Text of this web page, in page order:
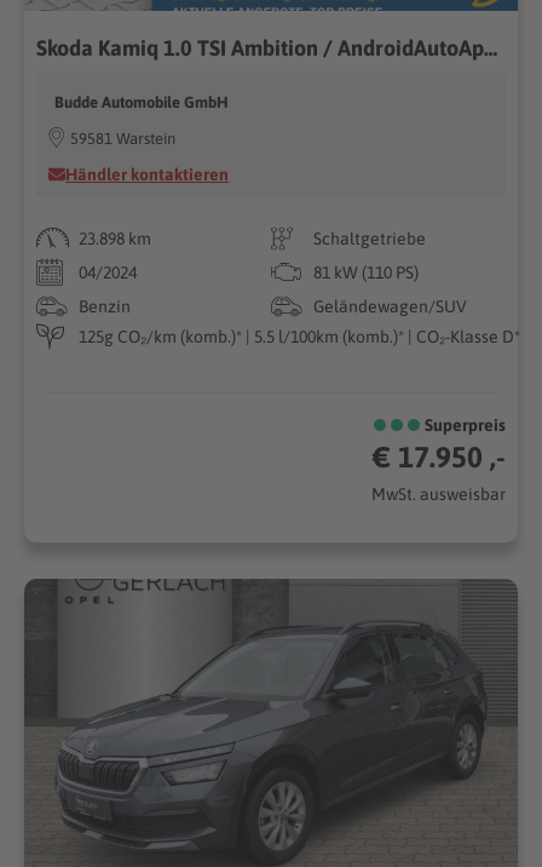
Skoda Kamiq 1.0 TSI Ambition / AndroidAutoAppleCarPlay
Budde Automobile GmbH
59581 Warstein
Händler kontaktieren
23.898 km
Schaltgetriebe
04/2024
81 kW (110 PS)
Benzin
Geländewagen/SUV
125g CO₂/km (komb.)* | 5.5 l/100km (komb.)* | CO₂-Klasse D*
Superpreis
€ 17.950 ,-
MwSt. ausweisbar